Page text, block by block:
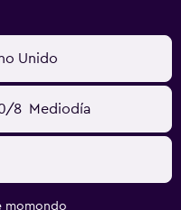
Unido
8 Mediodía
momondo